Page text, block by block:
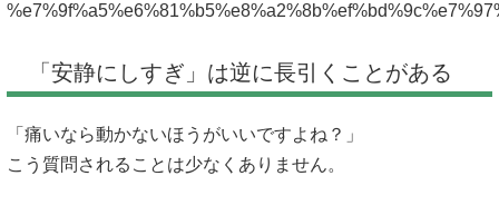
「安静にしすぎ」は逆に長引くことがある
「痛いなら動かないほうがいいですよね？」
こう質問されることは少なくありません。